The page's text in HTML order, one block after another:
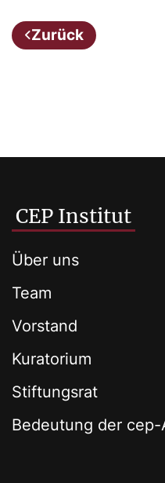
Zurück
CEP Institut
Über uns
Team
Vorstand
Kuratorium
Stiftungsrat
Bedeutung der cep-